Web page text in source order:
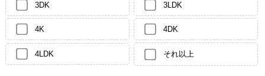
3DK 3LDK
4K 4DK
4LDK それ以上